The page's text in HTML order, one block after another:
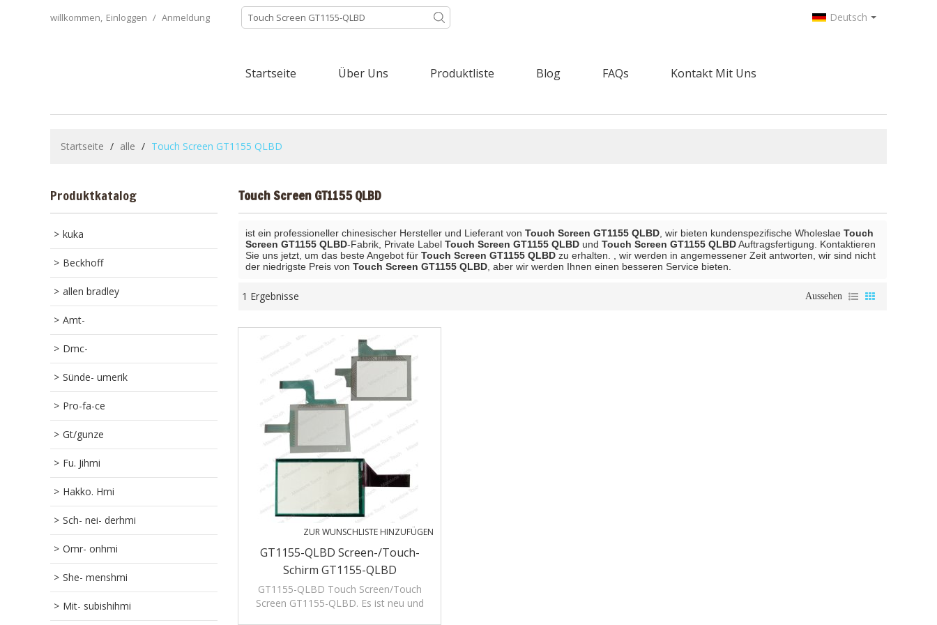
willkommen, Einloggen / Anmeldung Deutsch
Startseite Über Uns Produktliste Blog FAQs Kontakt Mit Uns
Startseite / alle / Touch Screen GT1155 QLBD
Produktkatalog
kuka
Beckhoff
allen bradley
Amt-
Dmc-
Sünde- umerik
Pro-fa-ce
Gt/gunze
Fu. Jihmi
Hakko. Hmi
Sch- nei- derhmi
Omr- onhmi
She- menshmi
Mit- subishihmi
Touch Screen GT1155 QLBD
ist ein professioneller chinesischer Hersteller und Lieferant von Touch Screen GT1155 QLBD , wir bieten kundenspezifische Wholeslae Touch
Screen GT1155 QLBD-Fabrik, Private Label Touch Screen GT1155 QLBD und Touch Screen GT1155 QLBDAuftragsfertigung. Kontaktieren
Sie uns jetzt, um das beste Angebot für Touch Screen GT1155 QLBD zu erhalten. , wir werden in angemessener Zeit antworten, wir sind nicht
der niedrigste Preis von Touch Screen GT1155 QLBD , aber wir werden Ihnen einen besseren Service bieten.
1 Ergebnisse Aussehen
ZUR WUNSCHLISTE HINZUFÜGEN
GT1155-QLBD Screen-/Touch-
Schirm GT1155-QLBD
GT1155-QLBD Touch Screen/Touch
Screen GT1155-QLBD. Es ist neu und